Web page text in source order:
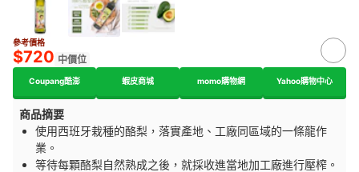
參考價格
$720 中價位
Coupang酷澎 蝦皮商城 momo購物網 Yahoo購物中心
商品摘要
使用西班牙栽種的酪梨，落實產地、工廠同區域的一條龍作
業。
等待每顆酪梨自然熟成之後，就採收進當地加工廠進行壓榨。